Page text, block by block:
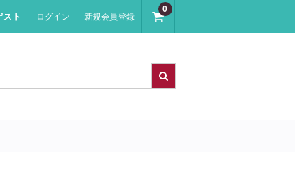
スト ログイン 新規会員登録
0